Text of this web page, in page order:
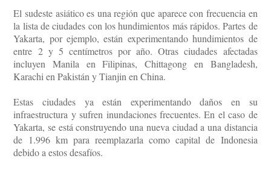
El sudeste asiático es una región que aparece con frecuencia en
la lista de ciudades con los hundimientos más rápidos. Partes de
Yakarta, por ejemplo, están experimentando hundimientos de
entre 2 y 5 centímetros por año. Otras ciudades afectadas
incluyen Manila en Filipinas, Chittagong en Bangladesh,
Karachi en Pakistán y Tianjin en China.
Estas ciudades ya están experimentando daños en su
infraestructura y sufren inundaciones frecuentes. En el caso de
Yakarta, se está construyendo una nueva ciudad a una distancia
de 1.996 km para reemplazarla como capital de Indonesia
debido a estos desafíos.